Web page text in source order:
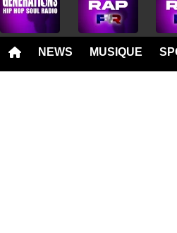
NEWS MUSIQUE